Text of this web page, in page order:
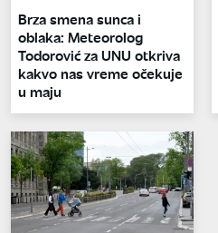
Brza smena sunca i
oblaka: Meteorolog
Todorović za UNU otkriva
kakvo nas vreme očekuje
u maju